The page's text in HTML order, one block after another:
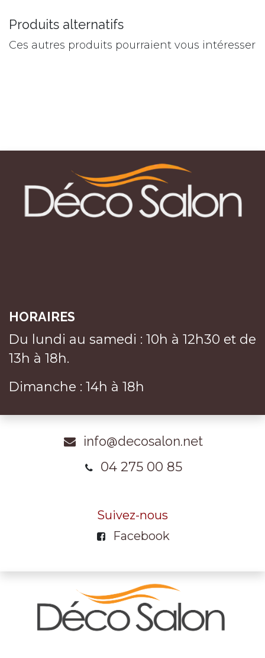
Produits alternatifs
Ces autres produits pourraient vous intéresser
HORAIRES
Du lundi au samedi : 10h à 12h30 et de
13h à 18h.
Dimanche : 14h à 18h
info@decosalon.net
04 275 00 85
Suivez-nous
Facebook